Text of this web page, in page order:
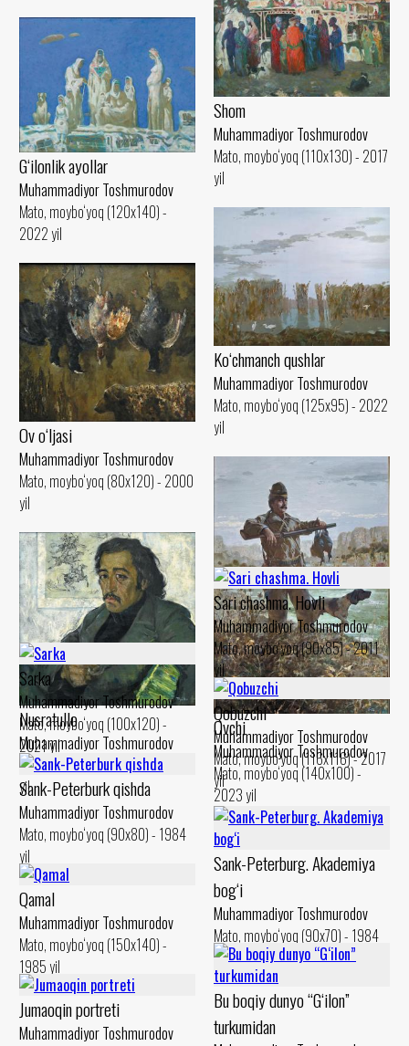
Shom
Muhammadiyor Toshmurodov
Mato, moybo‘yoq (110x130) - 2017
yil
G‘ilonlik ayollar
Muhammadiyor Toshmurodov
Mato, moybo‘yoq (120x140) -
2022 yil
Ko‘chmanch qushlar
Muhammadiyor Toshmurodov
Mato, moybo‘yoq (125x95) - 2022
yil
Ov o‘ljasi
Muhammadiyor Toshmurodov
Mato, moybo‘yoq (80x120) - 2000
yil
Ovchi
Muhammadiyor Toshmurodov
Mato, moybo‘yoq (140x100) -
2023 yil
Nusratullo
Muhammadiyor Toshmurodov
Mato, moybo‘yoq (100x95) - 1980
yil
Sari chashma. Hovli
Muhammadiyor Toshmurodov
Mato, moybo‘yoq (90x85) - 2011
yil
Sarka
Muhammadiyor Toshmurodov
Mato, moybo‘yoq (100x120) -
2021 yil
Qobuzchi
Muhammadiyor Toshmurodov
Mato, moybo‘yoq (116x116) - 2017
yil
Sank-Peterburk qishda
Muhammadiyor Toshmurodov
Mato, moybo‘yoq (90x80) - 1984
yil
Sank-Peterburg. Akademiya
bog‘i
Muhammadiyor Toshmurodov
Mato, moybo‘yoq (90x70) - 1984
yil
Qamal
Muhammadiyor Toshmurodov
Mato, moybo‘yoq (150x140) -
1985 yil
Bu boqiy dunyo “G‘ilon”
turkumidan
Jumaoqin portreti
Muhammadiyor Toshmurodov